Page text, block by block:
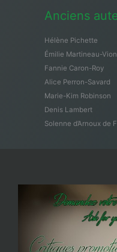
Anciens
Hélène Pichette
Émilie Martineau-Vion
Fannie Caron-Roy
Alice Perron-Savard
Marie-Kim Robinson
Denis Lambert
Solenne d’Arnoux de